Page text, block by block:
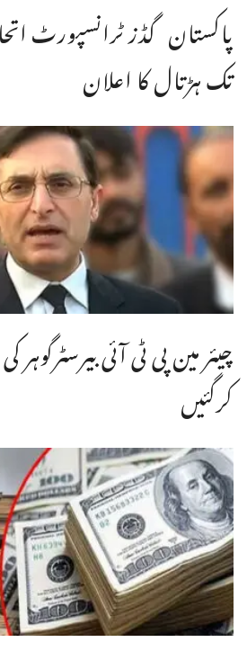
پاکستان گڈز ٹرانسپورٹ
تک ہڑتال کا اعلان
چیئر مین پی ٹی آئی بیرسٹرگوہر
کرگئیں